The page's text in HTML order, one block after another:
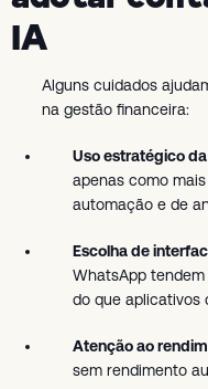
IA
Alguns cuidados
na gestão financeira:
Uso estratégico
apenas como
automação e de
Escolha de
WhatsApp
do que aplicativos
Atenção ao
sem rendimento